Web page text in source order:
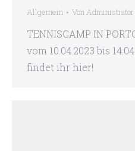
Allgemein VonAdministrator
TENNISCAMP IN
vom 10.04.2023 bis
findet ihr hier!